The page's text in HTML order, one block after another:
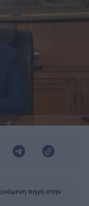
πηγή στην